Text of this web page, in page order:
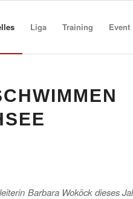
Liga Training Event
Barbara Woköck dieses